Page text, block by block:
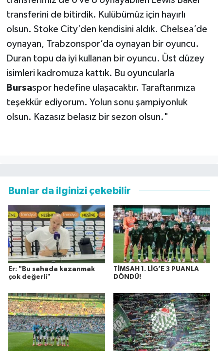
transferini de bitirdik. Kulübümüz için hayırlı
olsun. Stoke City’den kendisini aldık. Chelsea’de
oynayan, Trabzonspor’da oynayan bir oyuncu.
Duran topu da iyi kullanan bir oyuncu. Üst düzey
isimleri kadromuza kattık. Bu oyuncularla
Bursaspor hedefine ulaşacaktır. Taraftarımıza
teşekkür ediyorum. Yolun sonu şampiyonluk
olsun. Kazasız belasız bir sezon olsun."
Bunlar da ilginizi çekebilir
Er: "Bu sahada kazanmak
çok değerli"
TİMSAH 1. LİG’E 3 PUANLA
DÖNDÜ!